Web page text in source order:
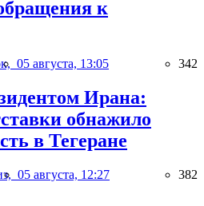
к
05 августа, 13:05 342
Ирана:
обнажило
в Тегеране
05 августа, 12:27 382